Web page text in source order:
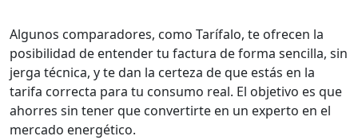
Algunos comparadores, como Tarífalo, te ofrecen la
posibilidad de entender tu factura de forma sencilla, sin
jerga técnica, y te dan la certeza de que estás en la
tarifa correcta para tu consumo real. El objetivo es que
ahorres sin tener que convertirte en un experto en el
mercado energético.